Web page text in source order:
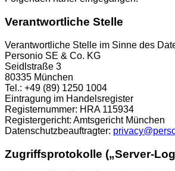
Verantwortliche Stelle
Verantwortliche Stelle im Sinne des
Personio SE & Co. KG
Seidlstraße 3
80335 München
Tel.: +49 (89) 1250 1004
Eintragung im Handelsregister
Registernummer: HRA 115934
Registergericht: Amtsgericht München
Datenschutzbeauftragter:
Zugriffsprotokolle („Server-